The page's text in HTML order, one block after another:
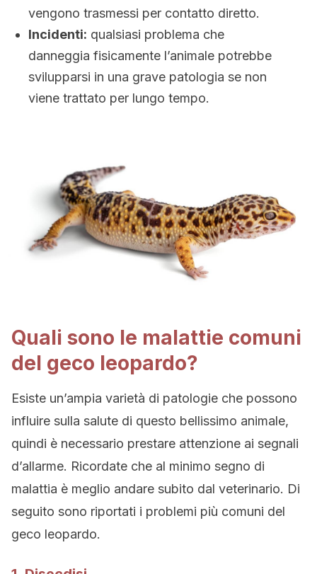
vengono trasmessi per contatto diretto.
Incidenti: qualsiasi problema che
danneggia fisicamente l’animale potrebbe
svilupparsi in una grave patologia se non
viene trattato per lungo tempo.
Quali sono le malattie comuni
del geco leopardo?
Esiste un’ampia varietà di patologie che possono
influire sulla salute di questo bellissimo animale,
quindi è necessario prestare attenzione ai segnali
d’allarme. Ricordate che al minimo segno di
malattia è meglio andare subito dal veterinario. Di
seguito sono riportati i problemi più comuni del
geco leopardo.